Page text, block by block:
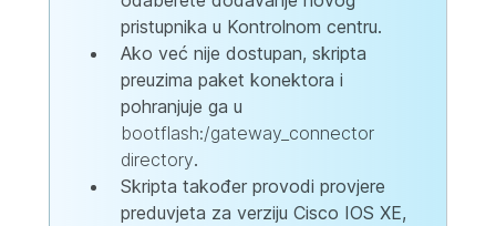
pristupnika u Kontrolnom centru.
Ako već nije dostupan, skripta
preuzima paket konektora i
pohranjuje ga u
bootflash:/gateway_connector
directory.
Skripta također provodi provjere
preduvjeta za verziju Cisco IOS XE,